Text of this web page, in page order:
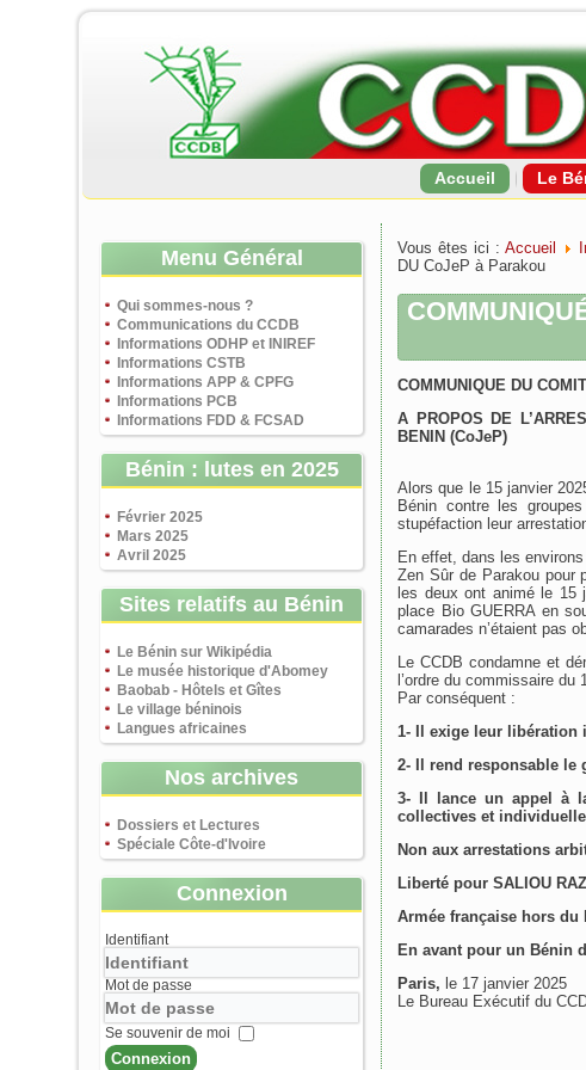
Accueil Le
Menu Général
Qui sommes-nous ?
Communications du CCDB
Informations ODHP et INIREF
Informations CSTB
Informations APP & CPFG
Informations PCB
Informations FDD & FCSAD
Bénin : lutes en 2025
Février 2025
Mars 2025
Avril 2025
Sites relatifs au Bénin
Le Bénin sur Wikipédia
Le musée historique d'Abomey
Baobab - Hôtels et Gîtes
Le village béninois
Langues africaines
Nos archives
Dossiers et Lectures
Spéciale Côte-d'Ivoire
Connexion
Identifiant
Mot de passe
Se souvenir de moi
Connexion
Vous êtes ici : Accueil
DU CoJeP à Parakou
COMMUNIQUE DU
A PROPOS DE
BENIN (CoJeP)
Alors que le 15 janvier
Bénin contre les
stupéfaction leur
En effet, dans les
Zen Sûr de Parakou pour
les deux ont animé le 15
place Bio GUERRA en
camarades n’étaient pas
Le CCDB condamne et
l’ordre du commissaire
Par conséquent :
1- Il exige leur libération
2- Il rend responsable le
3- Il lance un appel à
collectives et
Non aux arrestations
Liberté pour SALIOU
Armée française hors du
En avant pour un Bénin
Paris, le 17 janvier 2025
Le Bureau Exécutif du